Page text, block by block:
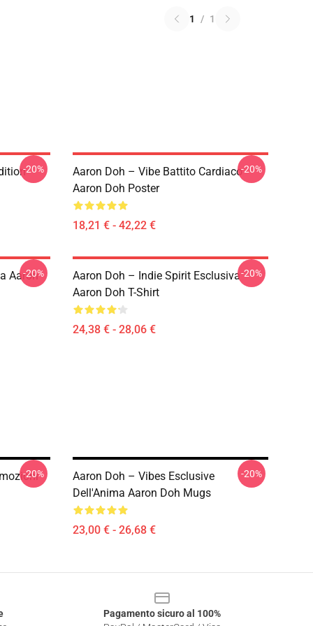
1 / 1
-20%
Aaron Doh – Vibe Battito Cardiaco
Aaron Doh Poster
18,21 € - 42,22 €
-20%
Aaron
-20%
Aaron Doh – Indie Spirit Esclusiva
Aaron Doh T-Shirt
24,38 € - 28,06 €
-20%
-20%
Aaron Doh – Vibes Esclusive
Dell'Anima Aaron Doh Mugs
23,00 € - 26,68 €
-20%
Pagamento sicuro al 100%